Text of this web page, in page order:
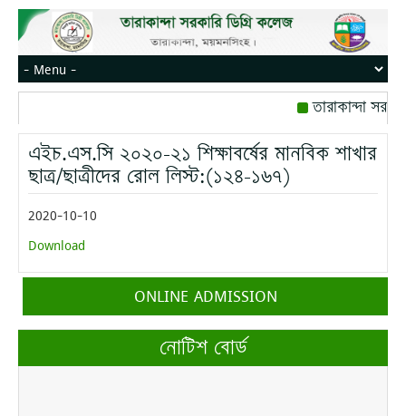
তারাকান্দা
রোজ বৃহস্পতিবার।
মোবাইল নম্বর:
এইচ.এস.সি ২০২০-২১ শিক্ষাবর্ষের মানবিক শাখার
ছাত্র/ছাত্রীদের রোল লিস্ট:(১২৪-১৬৭)
2020-10-10
Download
ONLINE ADMISSION
নোটিশ বোর্ড